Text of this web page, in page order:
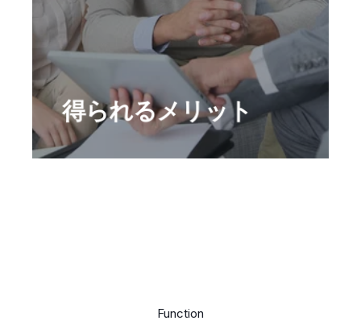
得られるメリット
帳票類の保管
過去の税申告の保管
データのアップロード
ダッシュボード
Function